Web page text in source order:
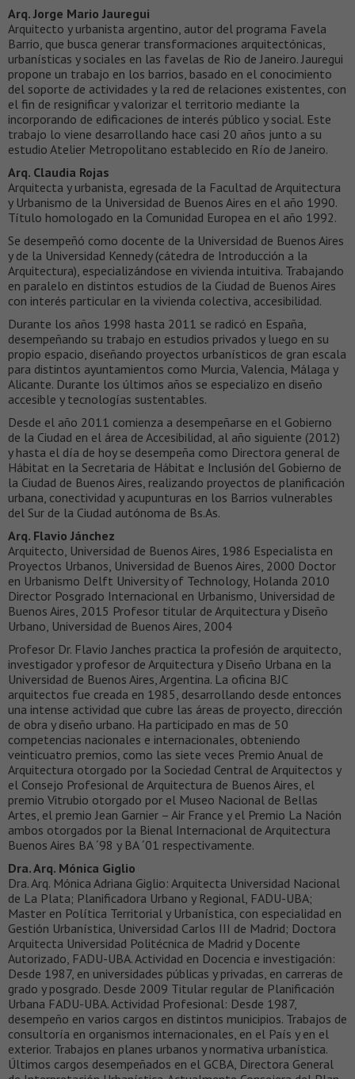
Arq. Jorge Mario Jauregui
Arquitecto y urbanista argentino, autor del programa Favela
Barrio, que busca generar transformaciones arquitectónicas,
urbanísticas y sociales en las favelas de Rio de Janeiro. Jauregui
propone un trabajo en los barrios, basado en el conocimiento
del soporte de actividades y la red de relaciones existentes, con
el fin de resignificar y valorizar el territorio mediante la
incorporando de edificaciones de interés público y social. Este
trabajo lo viene desarrollando hace casi 20 años junto a su
estudio Atelier Metropolitano establecido en Río de Janeiro.
Arq. Claudia Rojas
Arquitecta y urbanista, egresada de la Facultad de Arquitectura
y Urbanismo de la Universidad de Buenos Aires en el año 1990.
Título homologado en la Comunidad Europea en el año 1992.
Se desempeñó como docente de la Universidad de Buenos Aires
y de la Universidad Kennedy (cátedra de Introducción a la
Arquitectura), especializándose en vivienda intuitiva. Trabajando
en paralelo en distintos estudios de la Ciudad de Buenos Aires
con interés particular en la vivienda colectiva, accesibilidad.
Durante los años 1998 hasta 2011 se radicó en España,
desempeñando su trabajo en estudios privados y luego en su
propio espacio, diseñando proyectos urbanísticos de gran escala
para distintos ayuntamientos como Murcia, Valencia, Málaga y
Alicante. Durante los últimos años se especializo en diseño
accesible y tecnologías sustentables.
Desde el año 2011 comienza a desempeñarse en el Gobierno
de la Ciudad en el área de Accesibilidad, al año siguiente (2012)
y hasta el día de hoy se desempeña como Directora general de
Hábitat en la Secretaria de Hábitat e Inclusión del Gobierno de
la Ciudad de Buenos Aires, realizando proyectos de planificación
urbana, conectividad y acupunturas en los Barrios vulnerables
del Sur de la Ciudad autónoma de Bs.As.
Arq. Flavio Jánchez
Arquitecto, Universidad de Buenos Aires, 1986 Especialista en
Proyectos Urbanos, Universidad de Buenos Aires, 2000 Doctor
en Urbanismo Delft University of Technology, Holanda 2010
Director Posgrado Internacional en Urbanismo, Universidad de
Buenos Aires, 2015 Profesor titular de Arquitectura y Diseño
Urbano, Universidad de Buenos Aires, 2004
Profesor Dr. Flavio Janches practica la profesión de arquitecto,
investigador y profesor de Arquitectura y Diseño Urbana en la
Universidad de Buenos Aires, Argentina. La oficina BJC
arquitectos fue creada en 1985, desarrollando desde entonces
una intense actividad que cubre las áreas de proyecto, dirección
de obra y diseño urbano. Ha participado en mas de 50
competencias nacionales e internacionales, obteniendo
veinticuatro premios, como las siete veces Premio Anual de
Arquitectura otorgado por la Sociedad Central de Arquitectos y
el Consejo Profesional de Arquitectura de Buenos Aires, el
premio Vitrubio otorgado por el Museo Nacional de Bellas
Artes, el premio Jean Garnier – Air France y el Premio La Nación
ambos otorgados por la Bienal Internacional de Arquitectura
Buenos Aires BA ´98 y BA ´01 respectivamente.
Dra. Arq. Mónica Giglio
Dra. Arq. Mónica Adriana Giglio: Arquitecta Universidad Nacional
de La Plata; Planificadora Urbano y Regional, FADU-UBA;
Master en Política Territorial y Urbanística, con especialidad en
Gestión Urbanística, Universidad Carlos III de Madrid; Doctora
Arquitecta Universidad Politécnica de Madrid y Docente
Autorizado, FADU-UBA. Actividad en Docencia e investigación:
Desde 1987, en universidades públicas y privadas, en carreras de
grado y posgrado. Desde 2009 Titular regular de Planificación
Urbana FADU-UBA. Actividad Profesional: Desde 1987,
desempeño en varios cargos en distintos municipios. Trabajos de
consultoría en organismos internacionales, en el País y en el
exterior. Trabajos en planes urbanos y normativa urbanística.
Últimos cargos desempeñados en el GCBA, Directora General